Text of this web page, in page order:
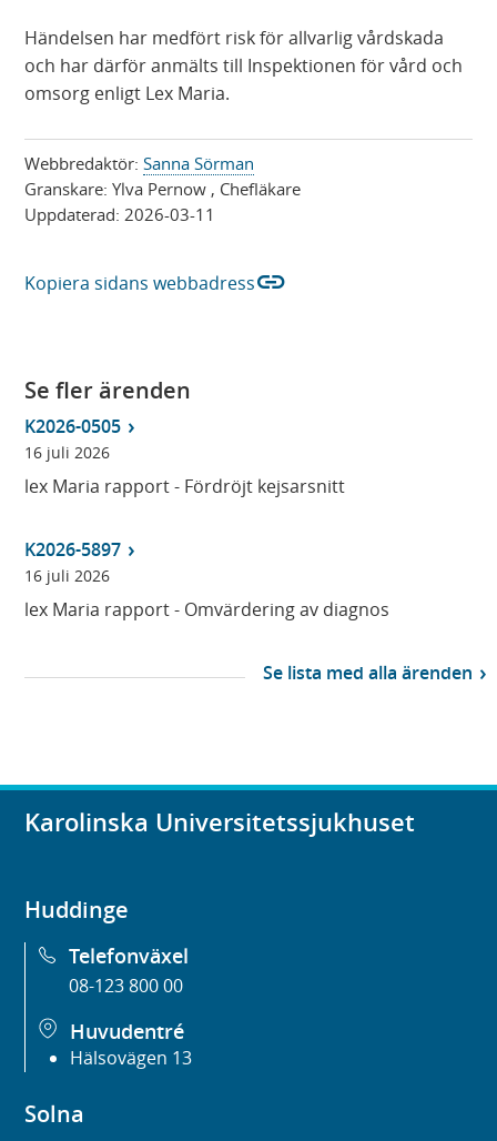
Händelsen har medfört risk för allvarlig vårdskada
och har därför anmälts till Inspektionen för vård och
omsorg enligt Lex Maria.
Webbredaktör:Sanna Sörman
Granskare:Ylva Pernow , Chefläkare
Uppdaterad:2026-03-11
Kopiera sidans webbadresslink
Se fler ärenden
K2026-0505
16 juli 2026
lex Maria rapport - Fördröjt kejsarsnitt
K2026-5897
16 juli 2026
lex Maria rapport - Omvärdering av diagnos
Se lista med alla ärenden
Karolinska Universitetssjukhuset
Huddinge
Telefonväxel
08-123 800 00
Huvudentré
Hälsovägen 13
Solna